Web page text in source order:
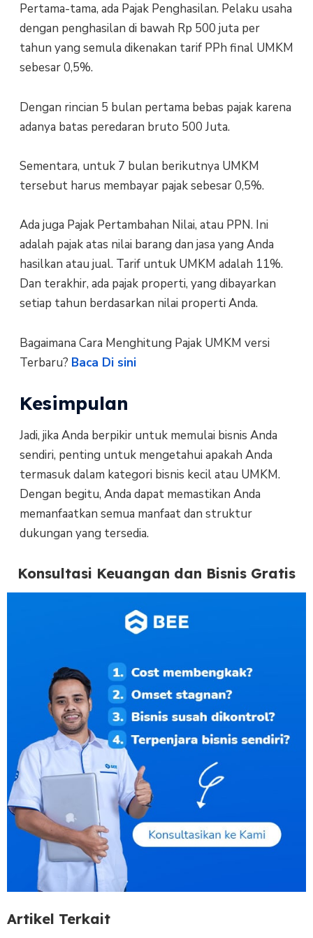
Pertama-tama, ada Pajak Penghasilan. Pelaku usaha
dengan penghasilan di bawah Rp 500 juta per
tahun yang semula dikenakan tarif PPh final UMKM
sebesar 0,5%.
Dengan rincian 5 bulan pertama bebas pajak karena
adanya batas peredaran bruto 500 Juta.
Sementara, untuk 7 bulan berikutnya UMKM
tersebut harus membayar pajak sebesar 0,5%.
Ada juga Pajak Pertambahan Nilai, atau PPN. Ini
adalah pajak atas nilai barang dan jasa yang Anda
hasilkan atau jual. Tarif untuk UMKM adalah 11%.
Dan terakhir, ada pajak properti, yang dibayarkan
setiap tahun berdasarkan nilai properti Anda.
Bagaimana Cara Menghitung Pajak UMKM versi
Terbaru? Baca Di sini
Kesimpulan
Jadi, jika Anda berpikir untuk memulai bisnis Anda
sendiri, penting untuk mengetahui apakah Anda
termasuk dalam kategori bisnis kecil atau UMKM.
Dengan begitu, Anda dapat memastikan Anda
memanfaatkan semua manfaat dan struktur
dukungan yang tersedia.
Konsultasi Keuangan dan Bisnis Gratis
Artikel Terkait